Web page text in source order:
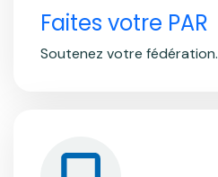
Faites votre PAR
Soutenez votre fédération.